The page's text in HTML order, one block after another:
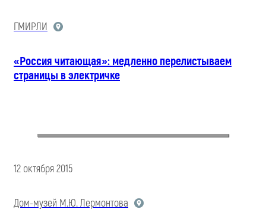
ГМИРЛИ
«Россия читающая»: медленно перелистываем
страницы в электричке
12 октября 2015
Дом-музей М.Ю. Лермонтова